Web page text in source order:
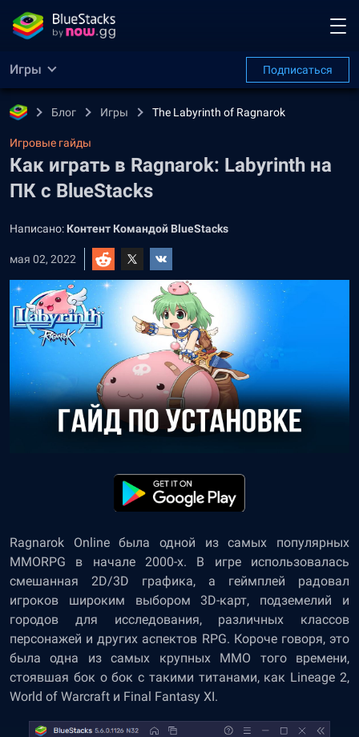
Игры Подписаться
Блог Игры The Labyrinth of Ragnarok
Игровые гайды
Как играть в Ragnarok: Labyrinth на
ПК с BlueStacks
Написано: Контент Командой BlueStacks
мая 02, 2022
Ragnarok Online была одной из самых популярных
MMORPG в начале 2000-х. В игре использовалась
смешанная 2D/3D графика, а геймплей радовал
игроков широким выбором 3D-карт, подземелий и
городов для исследования, различных классов
персонажей и других аспектов RPG. Короче говоря, это
была одна из самых крупных MMO того времени,
стоявшая бок о бок с такими титанами, как Lineage 2,
World of Warcraft и Final Fantasy XI.